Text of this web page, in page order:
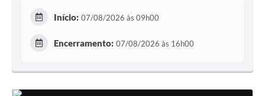
Início: 07/08/2026 às 09h00
Encerramento: 07/08/2026 às 16h00